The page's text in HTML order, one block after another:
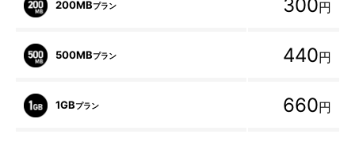
200MBプラン 300円
500MBプラン 440円
1GBプラン 660円